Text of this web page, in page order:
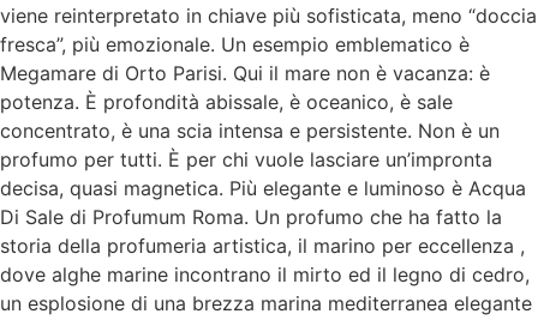
viene reinterpretato in chiave più sofisticata, meno “doccia
fresca”, più emozionale. Un esempio emblematico è
Megamare di Orto Parisi. Qui il mare non è vacanza: è
potenza. È profondità abissale, è oceanico, è sale
concentrato, è una scia intensa e persistente. Non è un
profumo per tutti. È per chi vuole lasciare un’impronta
decisa, quasi magnetica. Più elegante e luminoso è Acqua
Di Sale di Profumum Roma. Un profumo che ha fatto la
storia della profumeria artistica, il marino per eccellenza ,
dove alghe marine incontrano il mirto ed il legno di cedro,
un esplosione di una brezza marina mediterranea elegante